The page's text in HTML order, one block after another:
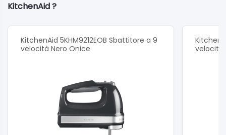
KitchenAid ?
KitchenAid 5KHM9212EOB Sbattitore a 9
velocità Nero Onice
velocità